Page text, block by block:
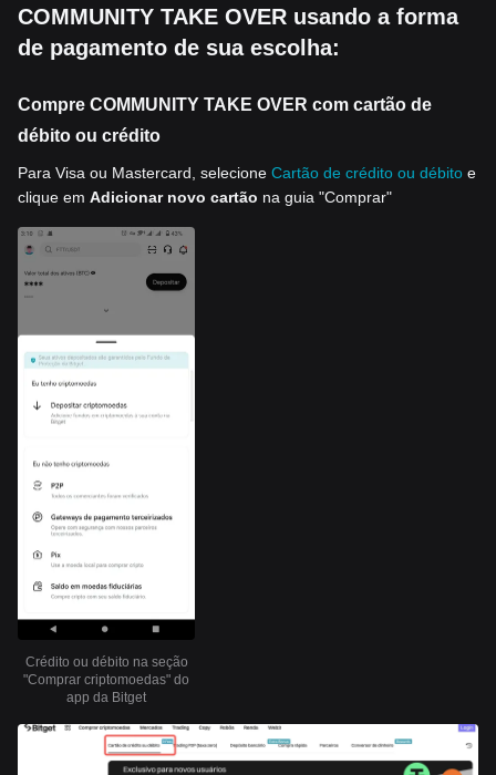
COMMUNITY TAKE OVER usando a forma
de pagamento de sua escolha:
Compre COMMUNITY TAKE OVER com cartão de
débito ou crédito
Para Visa ou Mastercard, selecione Cartão de crédito ou débito e
clique em Adicionar novo cartão na guia "Comprar"
Crédito ou débito na seção
"Comprar criptomoedas" do
app da Bitget